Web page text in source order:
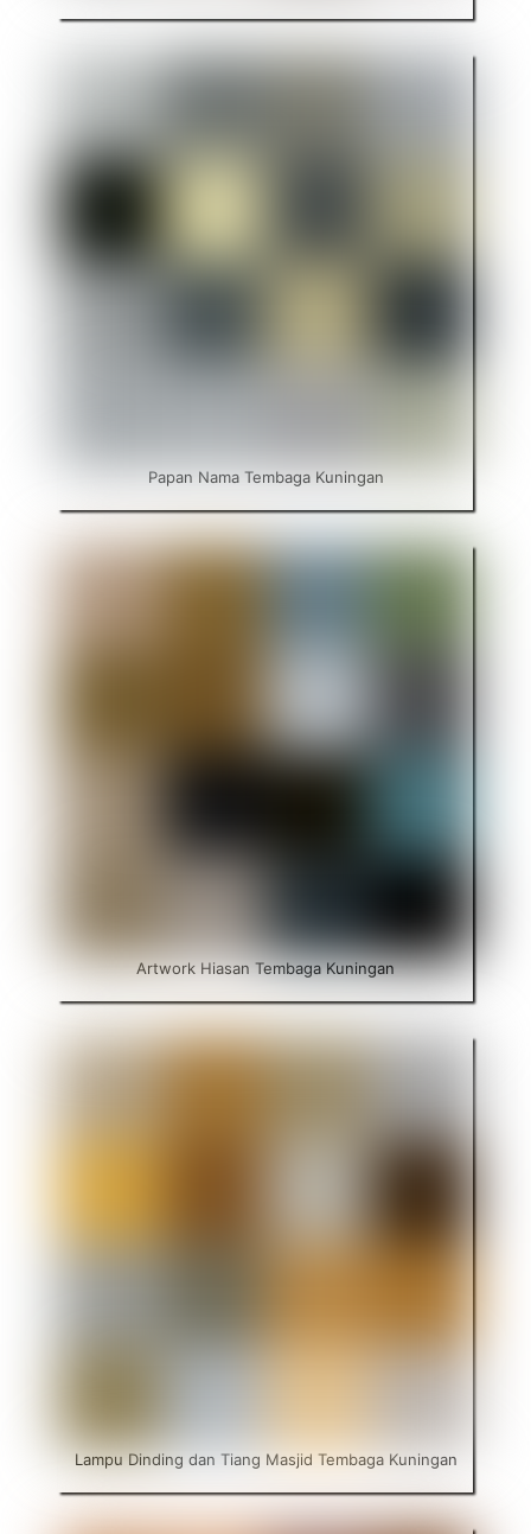
Papan Nama Tembaga Kuningan
Artwork Hiasan Tembaga Kuningan
Lampu Dinding dan Tiang Masjid Tembaga Kuningan